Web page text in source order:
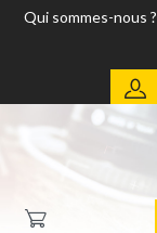
Qui sommes-nous ?